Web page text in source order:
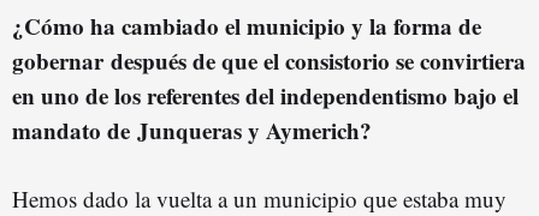
¿Cómo ha cambiado el municipio y la forma de
gobernardespués de que el consistorio se convirtiera
en uno de los referentes del independentismo bajo el
mandato de Junqueras y Aymerich?
Hemos dado la vuelta a un municipio que estaba muy